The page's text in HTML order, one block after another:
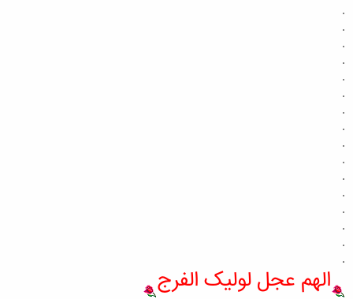
.
.
.
.
.
.
.
.
.
.
.
.
.
.
.
.
الهم عجل لولیک الفرج